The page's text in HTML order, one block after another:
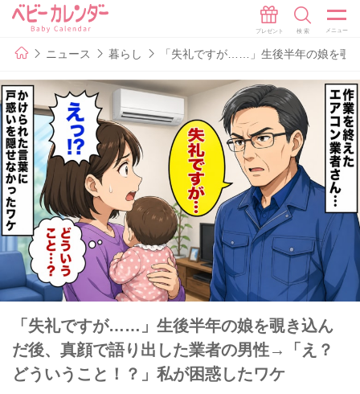
ニュース 暮らし 「失礼ですが……」生後半年の娘を覗
「失礼ですが……」生後半年の娘を覗き込ん
だ後、真顔で語り出した業者の男性→「え？
どういうこと！？」私が困惑したワケ